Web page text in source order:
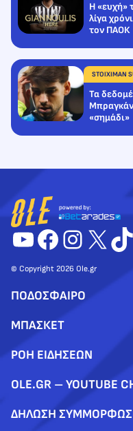
Η «ευχή»
λίγα
τον ΠΑΟΚ
STOIXIMAN
Τα
«σημάδι»
YouTube
Facebook
X
© Copyright 2026 Ole.gr
ΠΟΔΟΣΦΑΙΡΟ
ΜΠΑΣΚΕΤ
ΡΟΗ ΕΙΔΗΣΕΩΝ
OLE.GR – YOUTUBE
ΔΗΛΩΣΗ